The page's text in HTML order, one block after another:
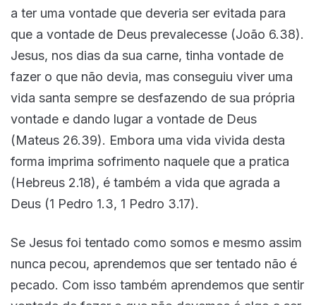
a ter uma vontade que deveria ser evitada para
que a vontade de Deus prevalecesse (João 6.38).
Jesus, nos dias da sua carne, tinha vontade de
fazer o que não devia, mas conseguiu viver uma
vida santa sempre se desfazendo de sua própria
vontade e dando lugar a vontade de Deus
(Mateus 26.39). Embora uma vida vivida desta
forma imprima sofrimento naquele que a pratica
(Hebreus 2.18), é também a vida que agrada a
Deus (1 Pedro 1.3, 1 Pedro 3.17).
Se Jesus foi tentado como somos e mesmo assim
nunca pecou, aprendemos que ser tentado não é
pecado. Com isso também aprendemos que sentir